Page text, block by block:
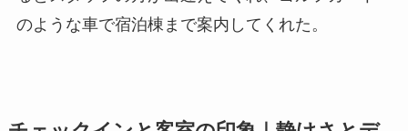
のような車で宿泊棟まで案内してくれた。
チェックインと客室の印象｜静けさとデ